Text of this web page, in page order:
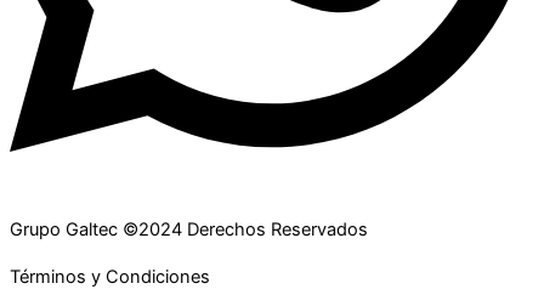
Grupo Galtec ©2024 Derechos Reservados
Términos y Condiciones